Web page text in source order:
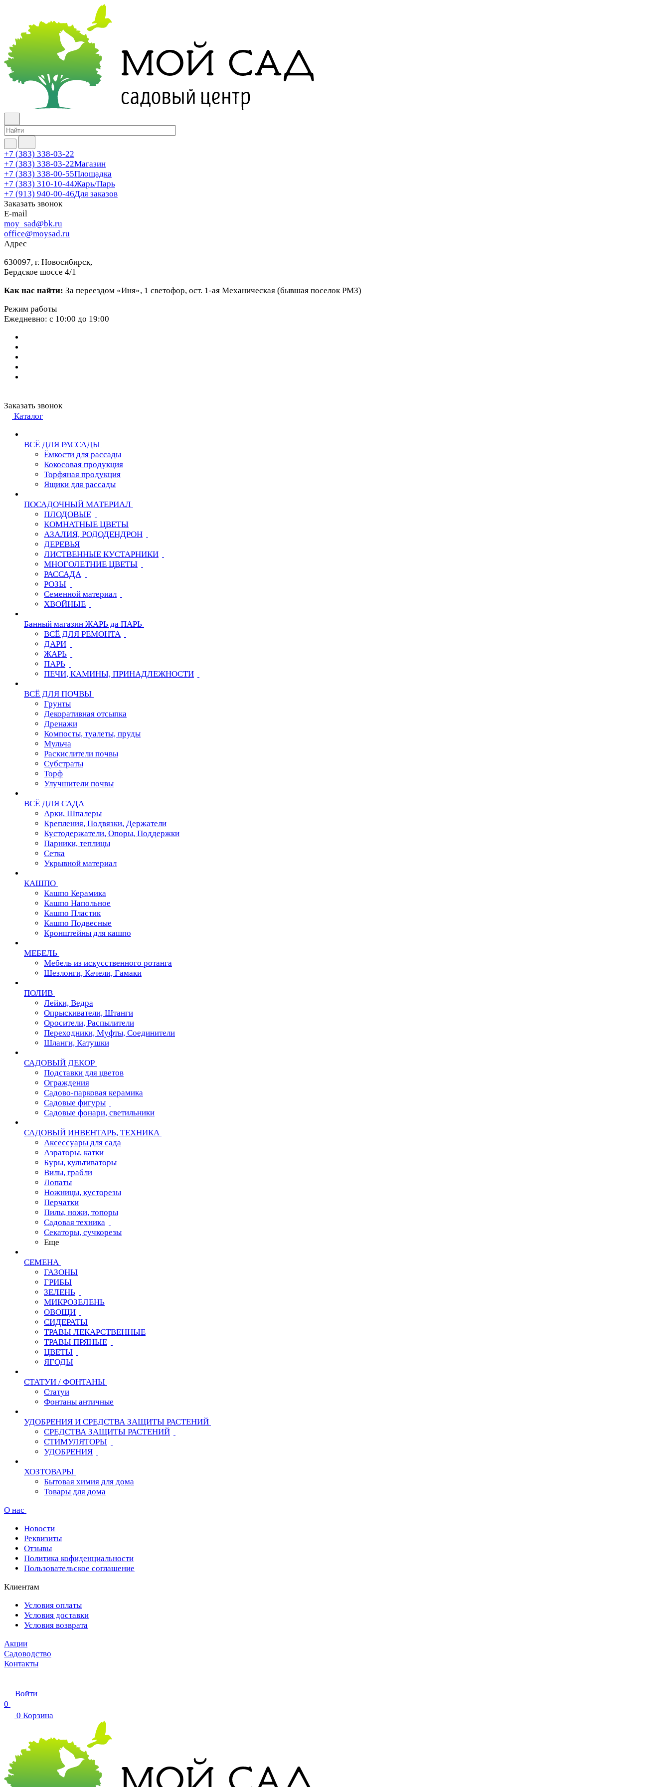
+7 (383) 338-03-22
+7 (383) 338-03-22Магазин
+7 (383) 338-00-55Площадка
+7 (383) 310-10-44Жарь/Парь
+7 (913) 940-00-46Для заказов
Заказать звонок
E-mail
moy_sad@bk.ru
office@moysad.ru
Адрес
630097, г. Новосибирск,
Бердское шоссе 4/1
Как нас найти: За переездом «Иня», 1 светофор, ост. 1-ая Механическая (бывшая поселок РМЗ)
Режим работы
Ежедневно: с 10:00 до 19:00
Заказать звонок
Каталог
ВСЁ ДЛЯ РАССАДЫ
Ёмкости для рассады
Кокосовая продукция
Торфяная продукция
Ящики для рассады
ПОСАДОЧНЫЙ МАТЕРИАЛ
ПЛОДОВЫЕ
КОМНАТНЫЕ ЦВЕТЫ
АЗАЛИЯ, РОДОДЕНДРОН
ДЕРЕВЬЯ
ЛИСТВЕННЫЕ КУСТАРНИКИ
МНОГОЛЕТНИЕ ЦВЕТЫ
РАССАДА
РОЗЫ
Семенной материал
ХВОЙНЫЕ
Банный магазин ЖАРЬ да ПАРЬ
ВСЁ ДЛЯ РЕМОНТА
ДАРИ
ЖАРЬ
ПАРЬ
ПЕЧИ, КАМИНЫ, ПРИНАДЛЕЖНОСТИ
ВСЁ ДЛЯ ПОЧВЫ
Грунты
Декоративная отсыпка
Дренажи
Компосты, туалеты, пруды
Мульча
Раскислители почвы
Субстраты
Торф
Улучшители почвы
ВСЁ ДЛЯ САДА
Арки, Шпалеры
Крепления, Подвязки, Держатели
Кустодержатели, Опоры, Поддержки
Парники, теплицы
Сетка
Укрывной материал
КАШПО
Кашпо Керамика
Кашпо Напольное
Кашпо Пластик
Кашпо Подвесные
Кронштейны для кашпо
МЕБЕЛЬ
Мебель из искусственного ротанга
Шезлонги, Качели, Гамаки
ПОЛИВ
Лейки, Ведра
Опрыскиватели, Штанги
Оросители, Распылители
Переходники, Муфты, Соединители
Шланги, Катушки
САДОВЫЙ ДЕКОР
Подставки для цветов
Ограждения
Садово-парковая керамика
Садовые фигуры
Садовые фонари, светильники
САДОВЫЙ ИНВЕНТАРЬ, ТЕХНИКА
Аксессуары для сада
Аэраторы, катки
Буры, культиваторы
Вилы, грабли
Лопаты
Ножницы, кусторезы
Перчатки
Пилы, ножи, топоры
Садовая техника
Секаторы, сучкорезы
Еще
СЕМЕНА
ГАЗОНЫ
ГРИБЫ
ЗЕЛЕНЬ
МИКРОЗЕЛЕНЬ
ОВОЩИ
СИДЕРАТЫ
ТРАВЫ ЛЕКАРСТВЕННЫЕ
ТРАВЫ ПРЯНЫЕ
ЦВЕТЫ
ЯГОДЫ
СТАТУИ / ФОНТАНЫ
Статуи
Фонтаны античные
УДОБРЕНИЯ И СРЕДСТВА ЗАЩИТЫ РАСТЕНИЙ
СРЕДСТВА ЗАЩИТЫ РАСТЕНИЙ
СТИМУЛЯТОРЫ
УДОБРЕНИЯ
ХОЗТОВАРЫ
Бытовая химия для дома
Товары для дома
О нас
Новости
Реквизиты
Отзывы
Политика кофиденциальности
Пользовательское соглашение
Клиентам
Условия оплаты
Условия доставки
Условия возврата
Акции
Садоводство
Контакты
Войти
0
0 Корзина